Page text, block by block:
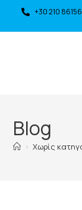
+30 210
Blog
> Χωρίς